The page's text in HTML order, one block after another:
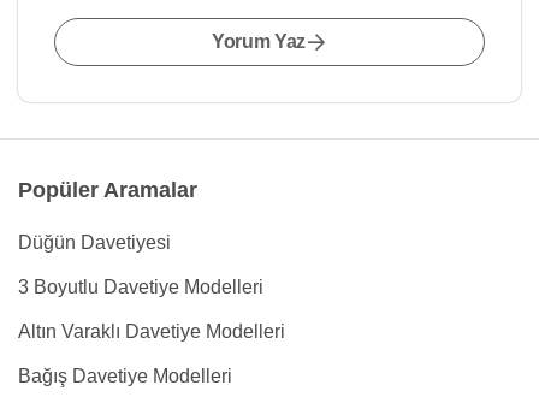
Yorum Yaz
Popüler Aramalar
Düğün Davetiyesi
3 Boyutlu Davetiye Modelleri
Altın Varaklı Davetiye Modelleri
Bağış Davetiye Modelleri